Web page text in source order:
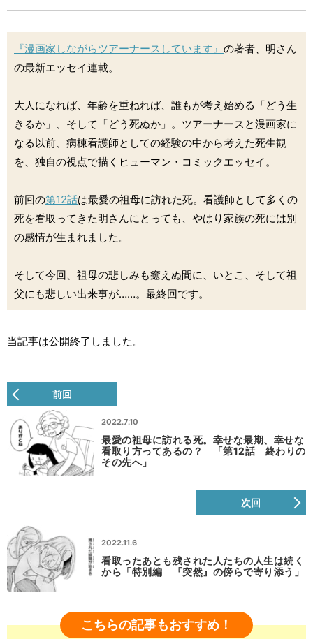
『漫画家しながらツアーナースしています』 の著者、明さん
の最新エッセイ連載。
大人になれば、年齢を重ねれば、誰もが考え始める「どう生
きるか」、そして「どう死ぬか」。ツアーナースと漫画家に
なる以前、病棟看護師としての経験の中から考えた死生観
を、独自の視点で描くヒューマン・コミックエッセイ。
前回の第12話は最愛の祖母に訪れた死。看護師として多くの
死を看取ってきた明さんにとっても、やはり家族の死には別
の感情が生まれました。
そして今回、祖母の悲しみも癒えぬ間に、いとこ、そして祖
父にも悲しい出来事が……。最終回です。
当記事は公開終了しました。
前回
2022.7.10
最愛の祖母に訪れる死。幸せな最期、幸せな
看取り方ってあるの？ 「第12話 終わりの
その先へ」
次回
2022.11.6
看取ったあとも残された人たちの人生は続く
から「特別編 『突然』の傍らで寄り添う」
こちらの記事もおすすめ！